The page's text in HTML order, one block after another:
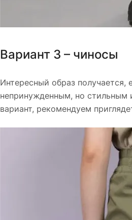
Вариант 3 – чиносы
Интересный образ получается,
непринужденным, но стильным
вариант, рекомендуем